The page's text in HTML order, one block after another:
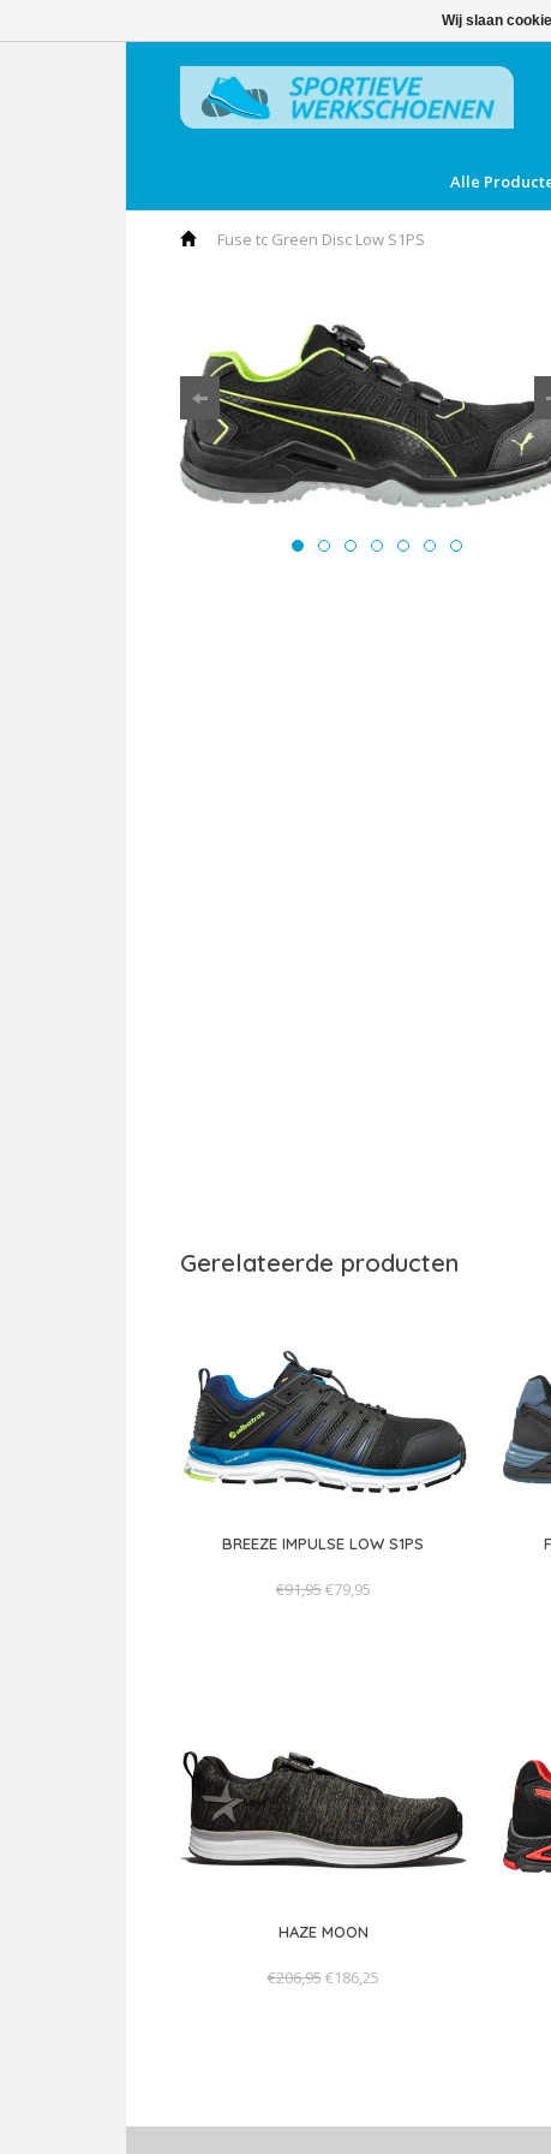
Alle
Fuse tc Green Disc Low S1PS
Gerelateerde producten
BREEZE IMPULSE LOW S1PS
€91,95€79,95
HAZE MOON
€206,95€186,25
Wij slaan